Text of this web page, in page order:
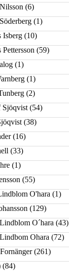
(6)
(1)
Isberg (10)
(59)
(1)
(1)
(2)
Sjöqvist (54)
(38)
(16)
(33)
(1)
(55)
O'hara (1)
(129)
O´hara (43)
Ohara (72)
(261)
(84)